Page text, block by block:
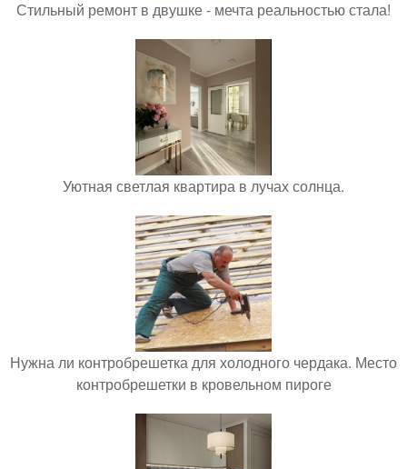
Стильный ремонт в двушке - мечта реальностью стала!
Уютная светлая квартира в лучах солнца.
Нужна ли контробрешетка для холодного чердака. Место
контробрешетки в кровельном пироге